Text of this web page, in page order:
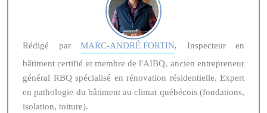
Rédigé par MARC-ANDRÉ FORTIN, Inspecteur en
bâtiment certifié et membre de l'AIBQ, ancien entrepreneur
général RBQ spécialisé en rénovation résidentielle. Expert
en pathologie du bâtiment au climat québécois (fondations,
isolation, toiture).